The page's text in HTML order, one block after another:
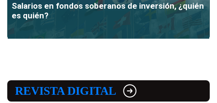
Salarios en fondos soberanos de inversión, ¿quién
es quién?
REVISTA DIGITAL